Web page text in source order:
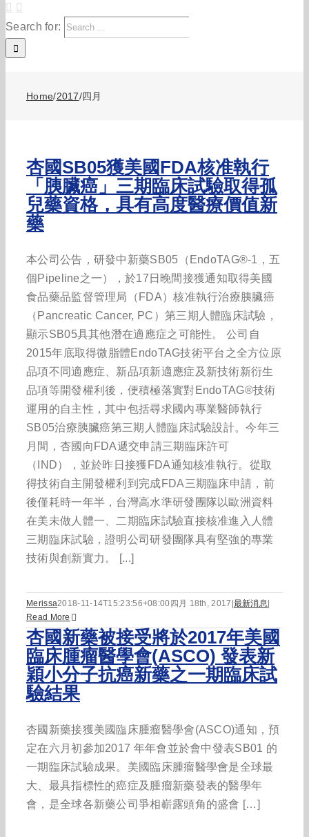
Search for:
Home/2017/四月
杏國SB05獲美國FDA核准執行
「胰臟癌」三期臨床試驗取得孤
兒藥資格，具有高度醫療價值新
藥
本公司公告，研發中新藥SB05（EndoTAG®-1，五
個Pipeline之一），於17日晚間接獲通知取得美國
食品藥品監督管理局（FDA）核准執行治療胰臟癌
（Pancreatic Cancer, PC）第三期人體臨床試驗，
顯示SB05具其他潛在適應症之可能性。 公司自
2015年底取得微脂體EndoTAG技術平台之全方位原
品項不同適應症、新品項新適應症及新技術新衍生
品項等開發權利後，便積極落實對EndoTAG®技術
運用的自主性，其中包括尋求國內專業醫師執行
SB05治療胰臟癌第三期人體臨床試驗設計。今年三
月間，杏國向FDA遞交申請三期臨床許可
（IND），並於昨日接獲FDA通知核准執行。從取
得技術自主開發權利到完成FDA三期臨床申請，前
後僅耗時一年半，台灣高水準研發團隊以歐洲資料
在美未做人體一、二期臨床試驗直接核准進入人體
三期臨床試驗，證明公司研發團隊具有堅強的專業
技術與創新實力。 [...]
Merissa2018-11-14T15:23:56+08:00 四月 18th, 2017 最新消息
Read More
杏國新藥被接受將於2017年美國
臨床腫瘤醫學會(ASCO) 發表新
穎小分子抗癌新藥之一期臨床試
驗結果
杏國新藥接獲美國臨床腫瘤醫學會(ASCO)通知，預
定在六月初參加2017 年年會並於會中發表SB01 的
一期臨床試驗成果。美國臨床腫瘤醫學會是全球最
大、最具指標性的癌症及腫瘤新藥發表的醫學年
會，是全球各新藥公司爭相嶄露頭角的盛會 […]